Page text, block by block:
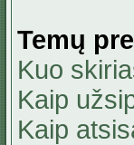
Temų
Kuo
Kaip
Kaip